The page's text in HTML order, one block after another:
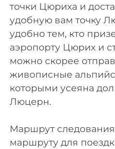
точки Цюриха и
удобную вам точку
удобно тем, кто
аэропорту Цюрих и
можно скорее
живописные
которыми усеяна
Люцерн.
Маршрут следования
маршруту для